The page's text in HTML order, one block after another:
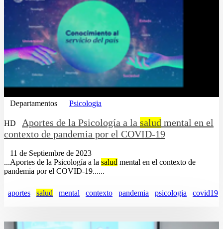
Departamentos Psicologia
HD Aportes de la Psicología a la salud mental en el
contexto de pandemia por el COVID-19
11 de Septiembre de 2023
...Aportes de la Psicología a la salud mental en el contexto de
pandemia por el COVID-19......
aportes salud mental contexto pandemia psicologia covid19